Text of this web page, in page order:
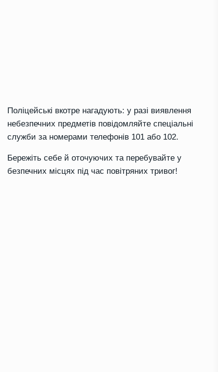
Поліцейські вкотре нагадують: у разі виявлення
небезпечних предметів повідомляйте спеціальні
служби за номерами телефонів 101 або 102.
Бережіть себе й оточуючих та перебувайте у
безпечних місцях під час повітряних тривог!